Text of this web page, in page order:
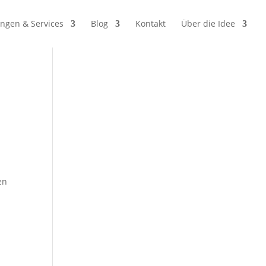
& Services Blog Kontakt Über die Idee